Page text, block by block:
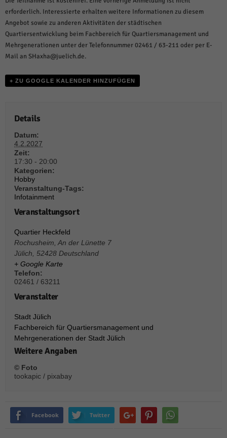
erforderlich. Interessierte erhalten weitere Informationen zu diesem
Angebot sowie zu anderen Aktivitäten der städtischen
Quartiersentwicklung beim Fachbereich für Quartiersmanagement und
Mehrgenerationen unter der Telefonnummer 02461 / 63-211 oder per E-
Mail an SHaxha@juelich.de.
+ ZU GOOGLE KALENDER HINZUFÜGEN
Details
Datum:
4.2.2027
Zeit:
17:30 - 20:00
Kategorien:
Hobby
Veranstaltung-Tags:
Infotainment
Veranstaltungsort
Quartier Heckfeld
Rochusheim, An der Lünette 7
Jülich, 52428 Deutschland
+ Google Karte
Telefon:
02461 / 63211
Veranstalter
Stadt Jülich
Fachbereich für Quartiersmanagement und
Mehrgenerationen der Stadt Jülich
Weitere Angaben
© Foto
tookapic / pixabay
Facebook Twitter
auswählen.
Alle akzeptieren Speichern und weiter
Essenziell (1)
Essenzielle Cookies ermöglichen grundlegende Funktionen und sind für die
Statistiken (1)
Statistik Cookies erfassen Informationen anonym. Diese Informationen helfen
uns zu verstehen, wie unsere Besucher unsere Website nutzen.
Marketing (1)
Marketing-Cookies werden von Drittanbietern oder Publishern verwendet,
um personalisierte Werbung anzuzeigen. Sie tun dies, indem sie Besucher
über Websites hinweg verfolgen.
Cookie-Informationen anzeigen
Externe Medien (6)
Inhalte von Videoplattformen und Social-Media-Plattformen werden
werden, bedarf der Zugriff auf diese Inhalte keiner manuellen Einwilligung
powered by Borlabs Cookie